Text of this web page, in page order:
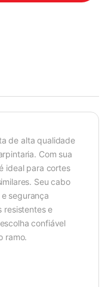
de alta qualidade
Com sua
ideal para cortes
Seu cabo
segurança
resistentes e
confiável
ramo.